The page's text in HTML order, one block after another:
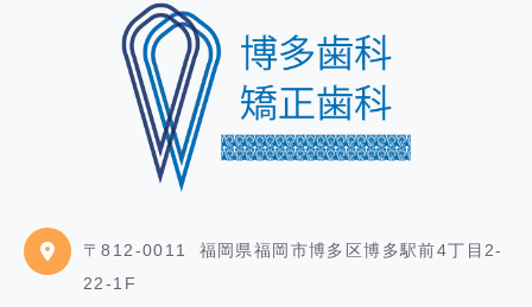
〒812-0011
福岡県福岡市博多区博多駅前4丁目2-
22-1F